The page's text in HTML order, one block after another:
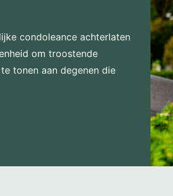
condoleance achterlaten
om troostende
tonen aan degenen die